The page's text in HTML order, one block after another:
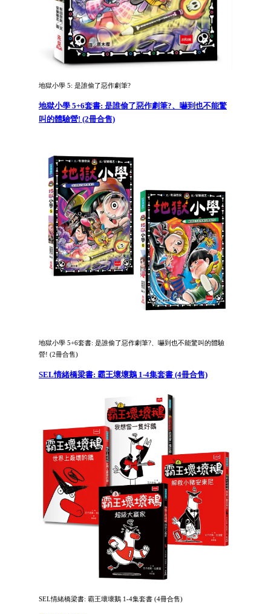
地獄小學 5: 是誰偷了惡作劇筆?
地獄小學 5+6套書: 是誰偷了惡作劇筆?、嚇到也不能驚
叫的體驗營! (2冊合售)
地獄小學 5+6套書: 是誰偷了惡作劇筆?、嚇到也不能驚叫的體驗
營! (2冊合售)
SEL情緒橋梁書: 霸王壞壞鵝 1-4集套書 (4冊合售)
SEL情緒橋梁書: 霸王壞壞鵝 1-4集套書 (4冊合售)